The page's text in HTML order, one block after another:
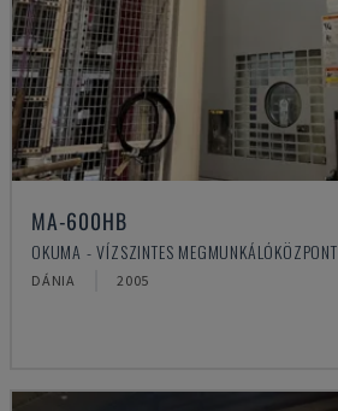
MA-600HB
OKUMA - VÍZSZINTES MEGMUNKÁLÓKÖZPONT
DÁNIA 2005